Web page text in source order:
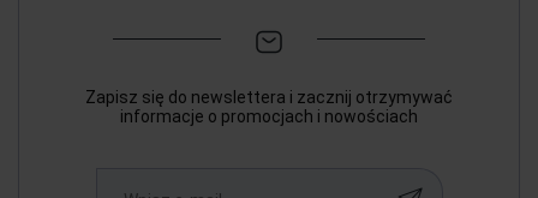
Zapisz się do newslettera i zacznij otrzymywać
informacje o promocjach i nowościach